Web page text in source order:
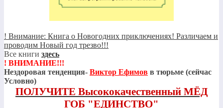
! Внимание: Книга о Новогодних приключениях! Различаем и
проводим Новый год трезво!!!
Все книги здесь
! ВНИМАНИЕ!!!
Нездоровая тенденция- Виктор Ефимов в тюрьме (сейчас
Условно)
ПОЛУЧИТЕ Высококачественный МЁД
ГОБ "ЕДИНСТВО"